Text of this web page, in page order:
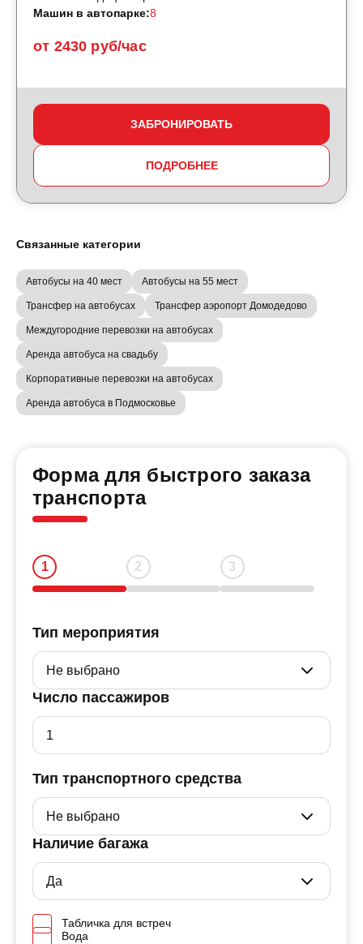
от 2430 руб/час
Машин в автопарке:8
ЗАБРОНИРОВАТЬ
ПОДРОБНЕЕ
Связанные категории
Автобусы на 40 мест Автобусы на 55 мест
Трансфер на автобусах Трансфер аэропорт Домодедово
Междугородние перевозки на автобусах
Аренда автобуса на свадьбу
Корпоративные перевозки на автобусах
Аренда автобуса в Подмосковье
Форма для быстрого заказа
транспорта
Тип мероприятия
Число пассажиров
Тип транспортного средства
Наличие багажа
Табличка для встреч
Вода